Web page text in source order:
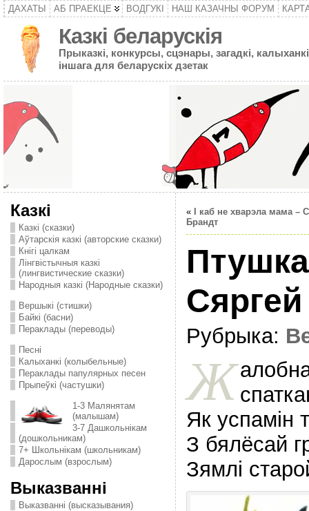
ДАХАТЫ АБ ПРАЕКЦЕ ВОДГУКІ НАШ КАЗАЧНЫ ФОРУМ
Казкі беларускія
Прыказкі, конкурсы, сцэнары, загадкі,
іншага для беларускіх дзетак
Казкі
Казкі (сказки)
Аўтарскія казкі (авторские сказки)
Кнігі цалкам
Лінгвістычныя казкі
(лингвистические сказки)
Народныя казкі (Народные сказки)
Вершыкі (стишки)
Байкі (басни)
Пераклады (переводы)
Песні
Калыханкі (колыбельные)
Пераклады папулярных песен
Прыпеўкі (частушки)
1-3 Малянятам
(малышам)
3-7 Дашкольнікам
(дошкольникам)
7+ Школьнікам (школьникам)
Дарослым (взрослым)
Выказванні
Выказванні (высказывания)
«
I каб не хварэла мама –
Брандт
Рубрыка:
Ж
Як успамiн
З бялёсай
Зямлi